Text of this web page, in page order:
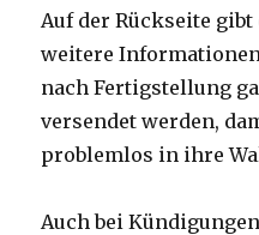
Auf der Rückseite gibt
weitere
nach Fertigstellung
versendet werden,
problemlos in ihre
Auch bei